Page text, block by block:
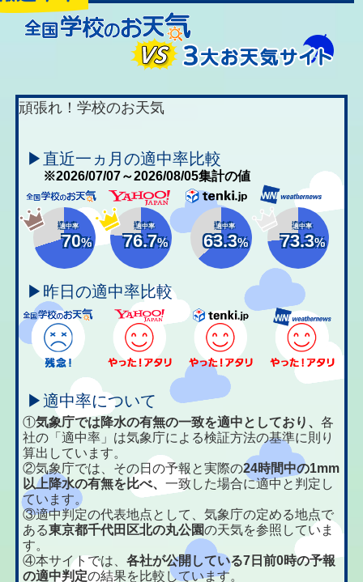
頑張れ！学校のお天気
▶直近一ヵ月の適中率比較
※2026/07/07～2026/08/05集計の値
適中率
70%
適中率
76.7%
適中率
63.3%
適中率
73.3%
▶昨日の適中率比較
▶適中率について
①気象庁では降水の有無の一致を適中としており、各
社の「適中率」は気象庁による検証方法の基準に則り
算出しています。
②気象庁では、その日の予報と実際の24時間中の1mm
以上降水の有無を比べ、一致した場合に適中と判定し
ています。
③適中判定の代表地点として、気象庁の定める地点で
ある東京都千代田区北の丸公園の天気を参照していま
す。
④本サイトでは、各社が公開している7日前0時の予報
の適中判定の結果を比較しています。